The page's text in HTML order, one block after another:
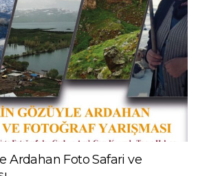
Ardahan Foto Safari ve